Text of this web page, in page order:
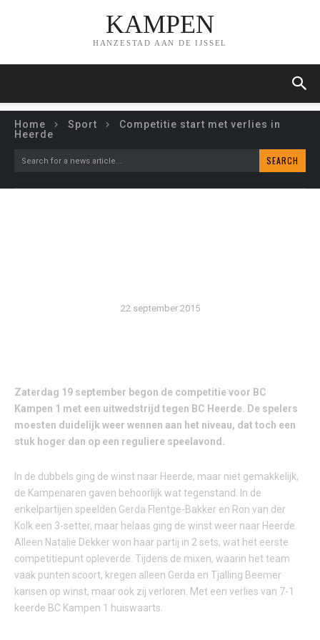
KAMPEN
HANZESTAD AAN DE IJSSEL
Home Sport
Competitie start met verlies in
Heerde
Search for a news article... SEARCH
22 september 2015
Zaterdag 19 september begon de competitie voor BC
Kampen 1 met een uitwedstrijd tegen BC Heerde. De spelers
moesten duidelijk weer wennen aan het niveau, dat toch een
stuk hoger dan op een reguliere speelavond.
In de dubbels ging de winst naar Heerde, maar niet gemakkelijk,
de Kampenaren gaven behoorlijk wat tegenstand. In de
enkelpartijen speelden Gerda Flentge-Bakker en Ron van der
Kolk een 3-setter, maar helaas ging de winst weer naar Heerde.
Alleen Natalie Dekker won haar partij in 2 sets, wat het eerste
competitiepunt opleverde. Tijdens de mixen, waarin het team
vaak punten scoort, kregen alleen Gerda en Tjalling Beemer
kansen op winst, maar ook zij verloren. Met een verlies van 7-1
keerde BC Kampen 1 huiswaarts.